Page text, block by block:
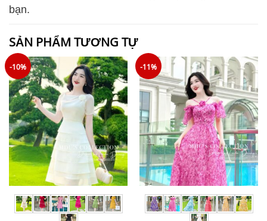
bạn.
SẢN PHẨM TƯƠNG TỰ
-10% -11%